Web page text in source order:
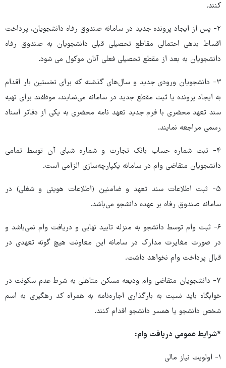
کنند.
۲- پس از ایجاد پرونده جدید در سامانه صندوق رفاه دانشجویان، پرداخت
اقساط بدهی احتمالی مقاطع تحصیلی قبلی دانشجویان به صندوق رفاه
دانشجویان به بعد از مقطع تحصیلی فعلی آنان موکول می شود.
۳- دانشجویان ورودی جدید و سال‌های گذشته که برای نخستین بار اقدام
به ایجاد پرونده یا ثبت مقطع جدید در سامانه می‌نمایند، موظفند برای تهیه
سند تعهد محضری با فرم جدید تعهد نامه محضری به یکی از دفاتر اسناد
رسمی مراجعه نمایند.
۴- ثبت شماره حساب بانک تجارت و شماره شبای آن توسط تمامی
دانشجویان متقاضی وام در سامانه یکپارچه‌سازی الزامی است.
۵- ثبت اطلاعات سند تعهد و ضامنین (اطلاعات هویتی و شغلی) در
سامانه صندوق رفاه بر عهده دانشجو می‌باشد.
۶- ثبت وام توسط دانشجو به منزله تایید نهایی و دریافت وام نمی‌باشد و
در صورت مغایرت مدارک در سامانه این معاونت هیچ گونه تعهدی در
قبال پرداخت وام نخواهد داشت.
۷- دانشجویان متقاضی وام ودیعه مسکن متاهلی به شرط عدم سکونت در
خوابگاه باید نسبت به بارگذاری اجاره‌نامه به همراه کد رهگیری به اسم
شخص دانشجو یا همسر دانشجو اقدام کنند.
*شرایط عمومی دریافت وام:
۱- اولویت نیاز مالی